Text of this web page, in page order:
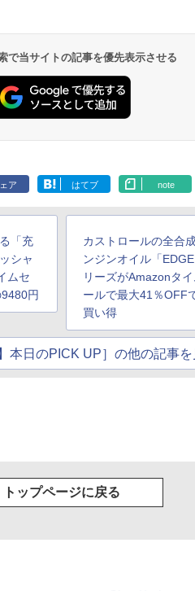
で当サイトの記事を優先表示させる
ア はてブ note
「充
シャ
ムセ
円
カストロールの全合
ンジンオイル「
リーズがAmazonタ
ールで最大41％OFF
買い得
本日のPICK UP］の他の記事を
トップページに戻る